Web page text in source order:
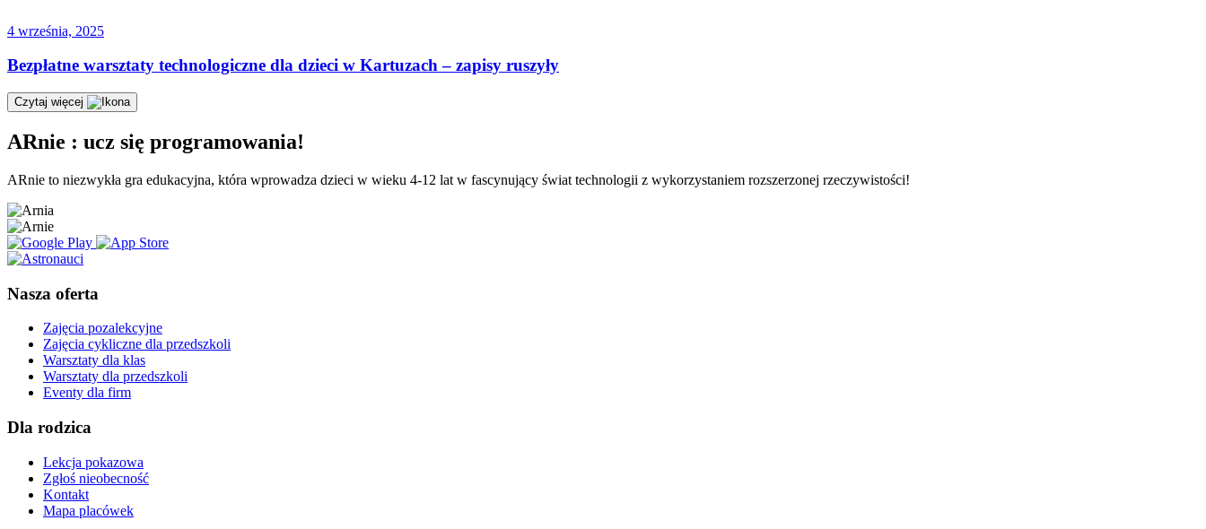
4 września, 2025
Bezpłatne warsztaty technologiczne dla dzieci w Kartuzach – zapisy ruszyły
Czytaj więcej
Pierwszy
ARnie : ucz się programowania!
ARnie to niezwykła gra edukacyjna, która wprowadza dzieci w wieku 4-12 lat w fascynujący świat technologii z wykorzystaniem rozszerzonej rzeczywistości!
Nasza oferta
Zajęcia pozalekcyjne
Zajęcia cykliczne dla przedszkoli
Warsztaty dla klas
Warsztaty dla przedszkoli
Eventy dla firm
Dla rodzica
Lekcja pokazowa
Zgłoś nieobecność
Kontakt
Mapa placówek